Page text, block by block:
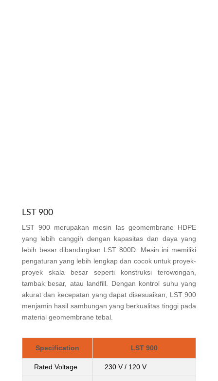
LST 900
LST 900 merupakan mesin las geomembrane HDPE
yang lebih canggih dengan kapasitas dan daya yang
lebih besar dibandingkan LST 800D. Mesin ini memiliki
pengaturan yang lebih lengkap dan cocok untuk proyek-
proyek skala besar seperti konstruksi terowongan,
tambak besar, atau landfill. Dengan kontrol suhu yang
akurat dan kecepatan yang dapat disesuaikan, LST 900
menjamin hasil sambungan yang berkualitas tinggi pada
material geomembrane tebal.
Specification LST 900
Rated Voltage 230 V / 120 V